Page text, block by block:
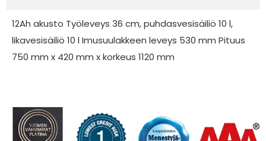
12Ah akusto Työleveys 36 cm, puhdasvesisäiliö 10 l,
likavesisäiliö 10 l Imusuulakkeen leveys 530 mm Pituus
750 mm x 420 mm x korkeus 1120 mm